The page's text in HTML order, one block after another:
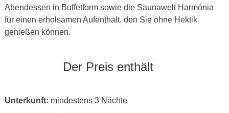
Abendessen in Buffetform sowie die Saunawelt Harmónia
für einen erholsamen Aufenthalt, den Sie ohne Hektik
genießen können.
Der Preis enthält
Unterkunft: mindestens 3 Nächte